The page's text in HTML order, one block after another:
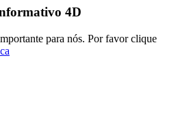
4D
para nós. Por favor clique